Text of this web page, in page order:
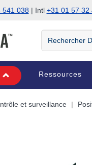
541 038| Intl +31 01 57 32
Rechercher
DwyerOmega
Ressources
et surveillance